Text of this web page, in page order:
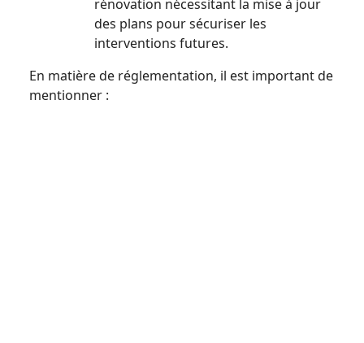
rénovation nécessitant la mise à jour
des plans pour sécuriser les
interventions futures.
En matière de réglementation, il est important de
mentionner :